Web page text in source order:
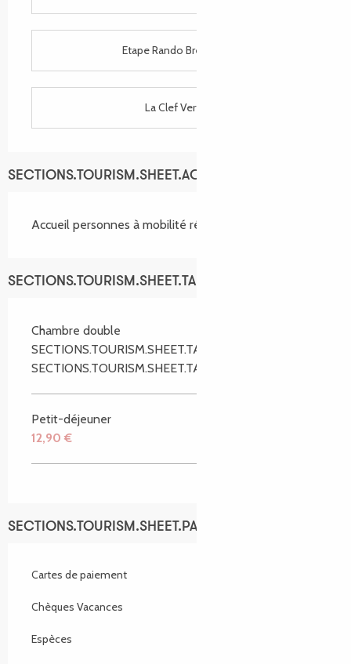
Etape Rando Bretagne
La Clef Verte
SECTIONS.TOURISM.SHEET.ACCESSIBILITY_SERVICES
Accueil personnes à mobilité réduite
SECTIONS.TOURISM.SHEET.TARIFFS.TARIFFS
Chambre double
SECTIONS.TOURISM.SHEET.TARIFFS.FROM
SECTIONS.TOURISM.SHEET.TARIFFS.TO
Petit-déjeuner
12,90 €
SECTIONS.TOURISM.SHEET.PAYMENTS_METHODS
Cartes de paiement
Chèques Vacances
Espèces